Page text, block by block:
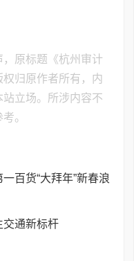
原标题《杭州审计
归原作者所有，内
立场。所涉内容不
。
百货“大拜年”新春浪
交通新标杆